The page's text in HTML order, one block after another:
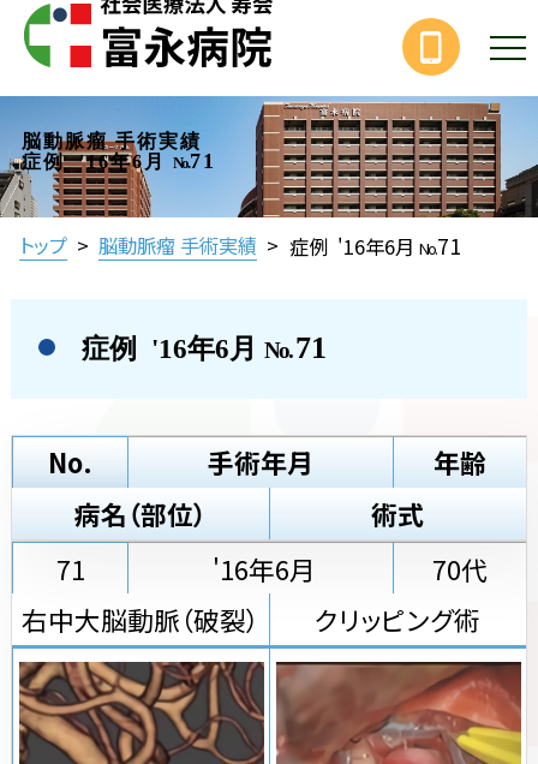
脳動脈瘤 手術実績
症例 '16年6月
No.71
トップ > 脳動脈瘤 手術実績 > 症例 '16年6月 No.71
症例 '16年6月 No.71
No. 手術年月
年齢
病名（部位）
術式
71
'16年6月
70代
右中大脳動脈（破裂）
クリッピング術